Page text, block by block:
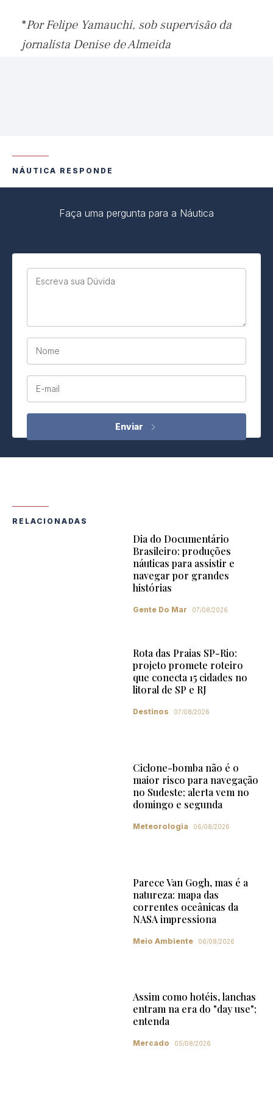
*Por Felipe Yamauchi, sob supervisão da
jornalista Denise de Almeida
NÁUTICA RESPONDE
Faça uma pergunta para a Náutica
Escreva sua Dúvida
Nome
E-mail
RELACIONADAS
Dia do Documentário
Brasileiro: produções
náuticas para assistir e
navegar por grandes
histórias
Gente Do Mar 07/08/2026
Rota das Praias SP-Rio:
projeto promete roteiro
que conecta 15 cidades no
litoral de SP e RJ
Destinos 07/08/2026
Ciclone-bomba não é o
maior risco para navegação
no Sudeste; alerta vem no
domingo e segunda
Meteorologia 06/08/2026
Parece Van Gogh, mas é a
natureza: mapa das
correntes oceânicas da
NASA impressiona
Meio Ambiente 06/08/2026
Assim como hotéis, lanchas
entram na era do "day use";
entenda
Mercado 05/08/2026